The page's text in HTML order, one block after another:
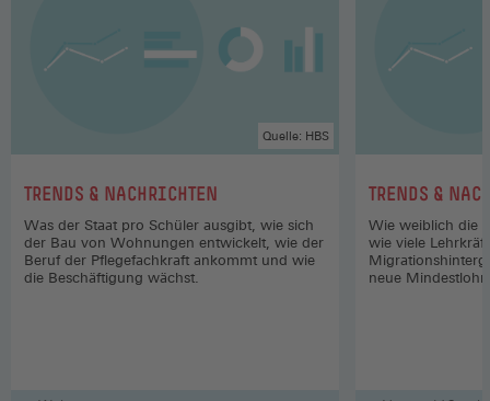
:
TRENDS & NACHRICHTEN
Quelle: HBS
Was der Staat pro Schüler ausgibt, wie sich
der Bau von Wohnungen entwickelt, wie der
Beruf der Pflegefachkraft ankommt und wie
die Beschäftigung wächst.
:
TRENDS &
Wie weiblich die
wie viele
neue